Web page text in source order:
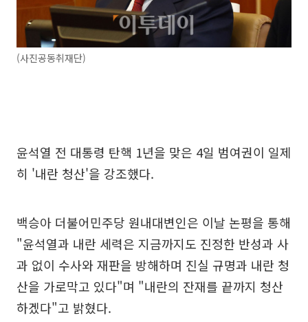
(사진공동취재단)
윤석열 전 대통령 탄핵 1년을 맞은 4일 범여권이 일제
히 '내란 청산'을 강조했다.
백승아 더불어민주당 원내대변인은 이날 논평을 통해
"윤석열과 내란 세력은 지금까지도 진정한 반성과 사
과 없이 수사와 재판을 방해하며 진실 규명과 내란 청
산을 가로막고 있다"며 "내란의 잔재를 끝까지 청산
하겠다"고 밝혔다.